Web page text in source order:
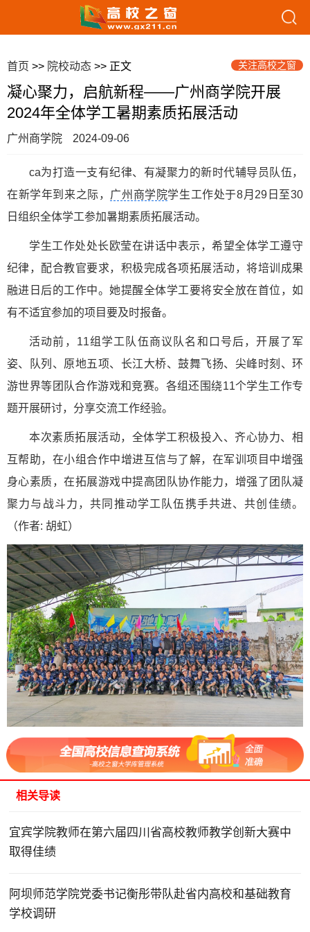
首页 >> 院校动态 >> 正文 关注高校之窗
凝心聚力，启航新程——广州商学院开展
2024年全体学工暑期素质拓展活动
广州商学院 2024-09-06
ca为打造一支有纪律、有凝聚力的新时代辅导员队伍，
在新学年到来之际， 广州商学院学生工作处于8月29日至30
日组织全体学工参加暑期素质拓展活动。
学生工作处处长欧莹在讲话中表示，希望全体学工遵守
纪律，配合教官要求，积极完成各项拓展活动，将培训成果
融进日后的工作中。她提醒全体学工要将安全放在首位，如
有不适宜参加的项目要及时报备。
活动前，11组学工队伍商议队名和口号后，开展了军
姿、队列、原地五项、长江大桥、鼓舞飞扬、尖峰时刻、环
游世界等团队合作游戏和竞赛。各组还围绕11个学生工作专
题开展研讨，分享交流工作经验。
本次素质拓展活动，全体学工积极投入、齐心协力、相
互帮助，在小组合作中增进互信与了解，在军训项目中增强
身心素质，在拓展游戏中提高团队协作能力，增强了团队凝
聚力与战斗力，共同推动学工队伍携手共进、共创佳绩。
（作者: 胡虹）
相关导读
宜宾学院教师在第六届四川省高校教师教学创新大赛中
取得佳绩
阿坝师范学院党委书记衡彤带队赴省内高校和基础教育
学校调研